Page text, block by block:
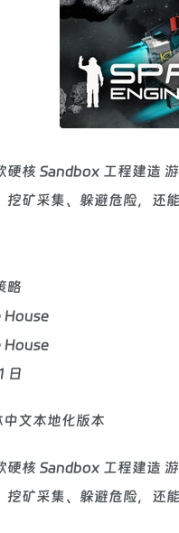
硬核 Sandbox 工程建造
挖矿采集、躲避危险，还
略
House
House
日
文本地化版本
硬核 Sandbox 工程建造
挖矿采集、躲避危险，还